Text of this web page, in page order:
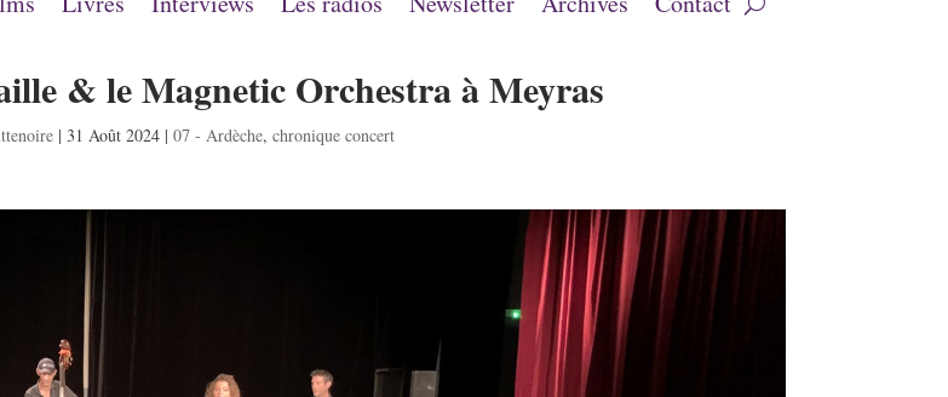
& le Magnetic Orchestra à Meyras
| 31 Août 2024| 07 - Ardèche, chronique concert